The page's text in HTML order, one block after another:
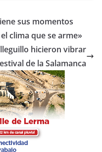
sus momentos
clima que se arme»
hicieron vibrar
de la Salamanca